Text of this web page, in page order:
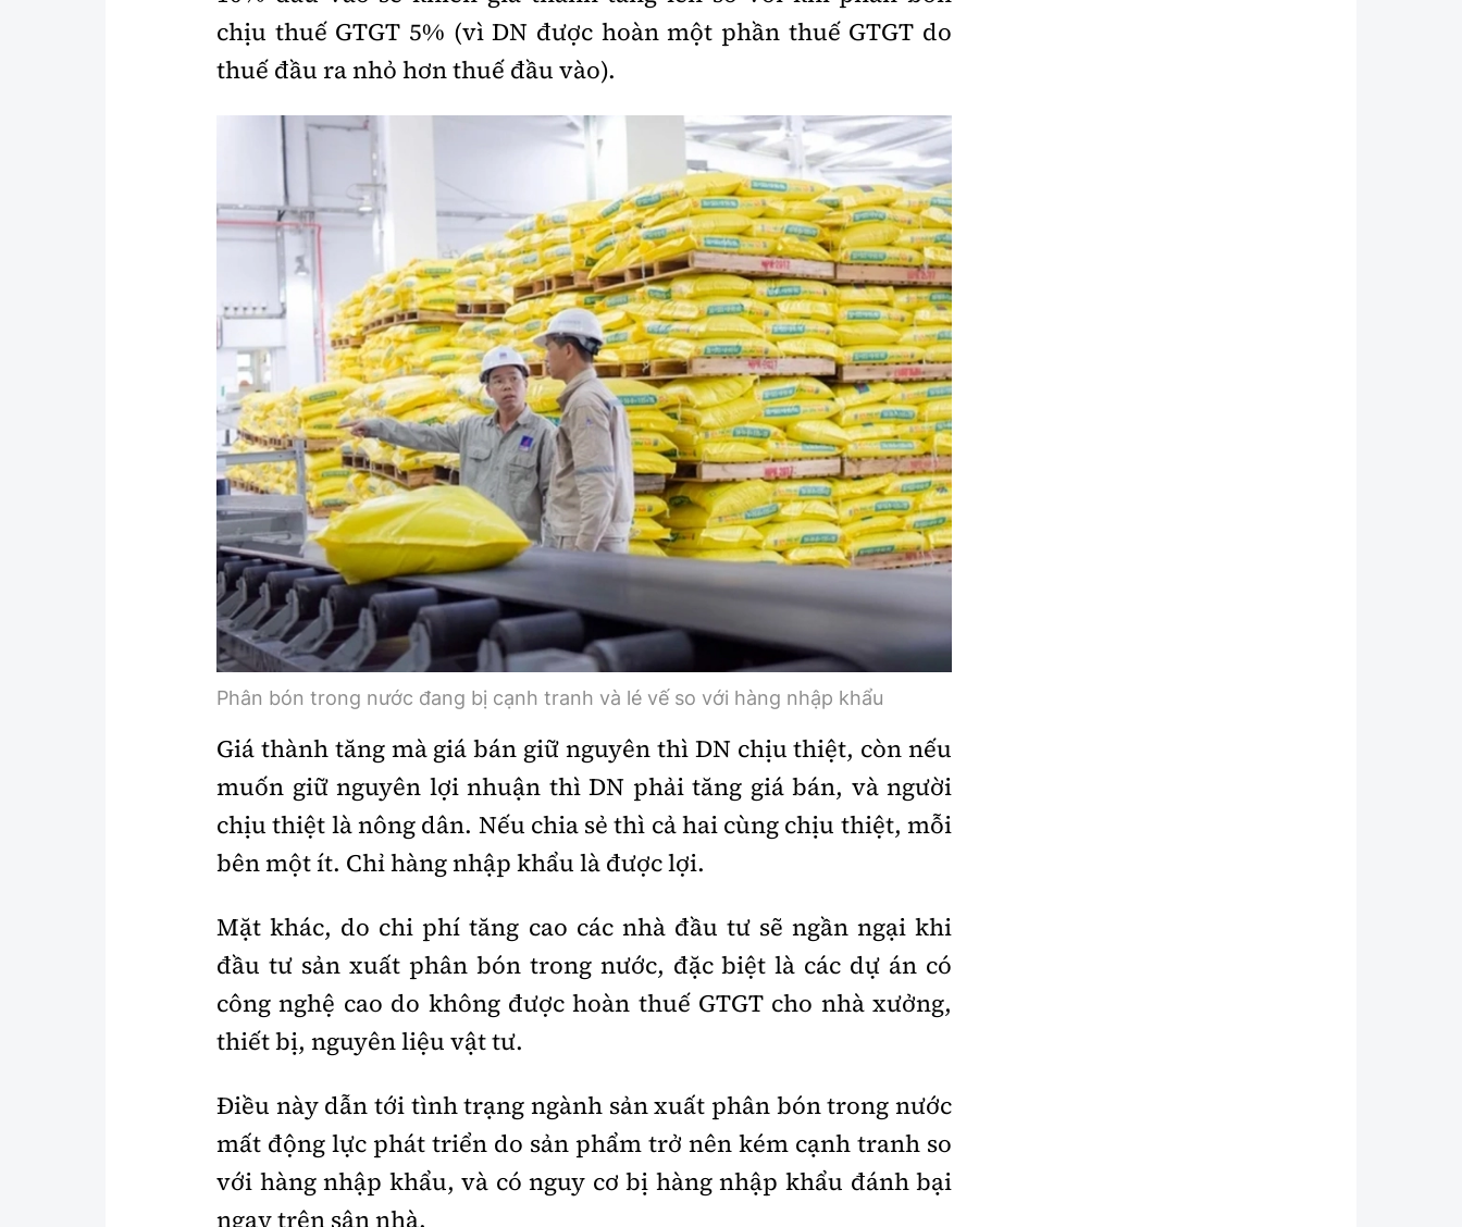
chịu thuế GTGT 5% (vì DN được hoàn một phần thuế GTGT do
thuế đầu ra nhỏ hơn thuế đầu vào).
Phân bón trong nước đang bị cạnh tranh và lé vế so với hàng nhập khẩu
Giá thành tăng mà giá bán giữ nguyên thì DN chịu thiệt, còn nếu
muốn giữ nguyên lợi nhuận thì DN phải tăng giá bán, và người
chịu thiệt là nông dân. Nếu chia sẻ thì cả hai cùng chịu thiệt, mỗi
bên một ít. Chỉ hàng nhập khẩu là được lợi.
Mặt khác, do chi phí tăng cao các nhà đầu tư sẽ ngần ngại khi
đầu tư sản xuất phân bón trong nước, đặc biệt là các dự án có
công nghệ cao do không được hoàn thuế GTGT cho nhà xưởng,
thiết bị, nguyên liệu vật tư.
Điều này dẫn tới tình trạng ngành sản xuất phân bón trong nước
mất động lực phát triển do sản phẩm trở nên kém cạnh tranh so
với hàng nhập khẩu, và có nguy cơ bị hàng nhập khẩu đánh bại
ngay trên sân nhà.